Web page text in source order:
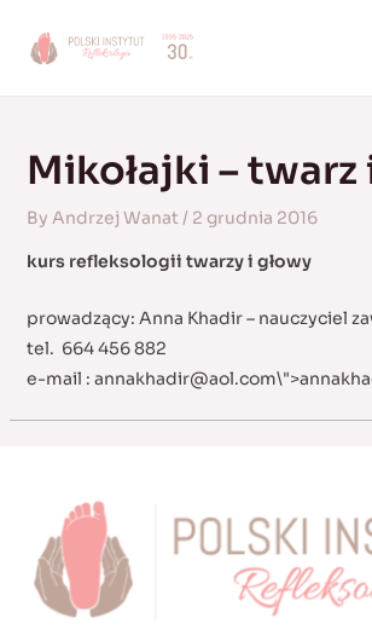
Mikołajki – twarz
By Andrzej Wanat/ 2 grudnia 2016
kurs refleksologii twarzy i głowy
prowadzący: Anna Khadir – nauczyciel
tel. 664 456 882
e-mail : annakhadir@aol.com\">